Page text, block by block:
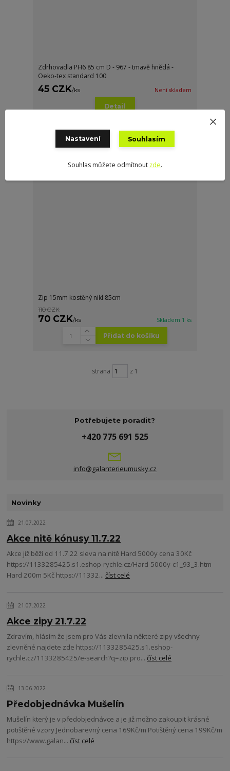
Zdrhovadla PH6 85 cm D - 967 - tmavě hnědá -
Oeko-tex standard 100
45 CZK/ks Není skladem
Detail
Zip 15mm kostěný nikl 85cm
110 CZK
70 CZK/ks Skladem 1 ks
Přidat do košíku
strana z 1
Potřebujete poradit?
+420 775 691 525
info@galanterieumusky.cz
Novinky
21.07.2022
Akce nitě kónusy 11.7.22
Akce již běží od 11.7.22 sleva na nitě Hard 5000y cena 30Kč
https://1133285425.s1.eshop-rychle.cz/Hard-5000y-c1_93_3.htm
Hard 200m 5Kč https://11332...číst celé
21.07.2022
Akce zipy 21.7.22
Zdravím, hlásím že jsem pro Vás zlevnila některé zipy všechny
zlevněné najdete zde https://1133285425.s1.eshop-
rychle.cz/1133285425/e-search?q=zip pro...číst celé
13.06.2022
Předobjednávka Mušelín
Mušelín který je v předobjednávce a je již možno zakoupit krásné
potištěné vzory Jednobarevný cena 169Kč/m Potištěný cena 199Kč/m
https://www.galan...číst celé
Nastavení Souhlasím
Souhlas můžete odmítnout zde.